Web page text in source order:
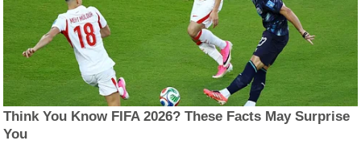
Think You Know FIFA 2026? These Facts May Surprise
You